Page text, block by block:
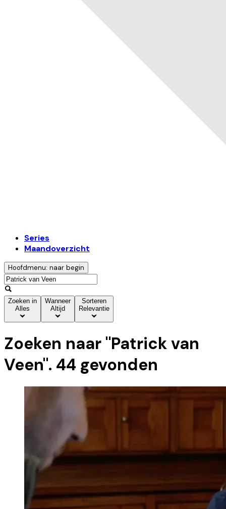
Series
Maandoverzicht
Hoofdmenu: naar begin
Zoeken in
Alles
Wanneer
Altijd
Sorteren
Relevantie
Zoeken naar "Patrick van
Veen". 44 gevonden